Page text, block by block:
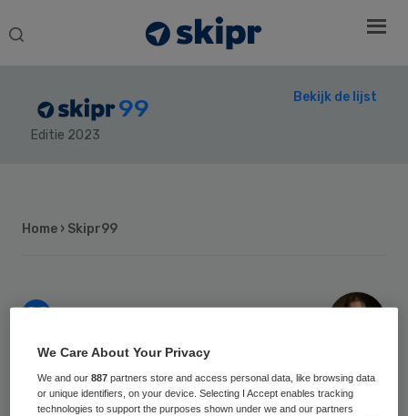
Search
99
Editie 2023
Bekijk de lijst
Home › Skipr99
98
Hans van
Goudoever
Sidebar
We Care About Your Privacy
We and our887 partners store and access personal data, like browsing data
or unique identifiers, on your device. Selecting I Accept enables tracking
technologies to support the purposes shown under we and our partners